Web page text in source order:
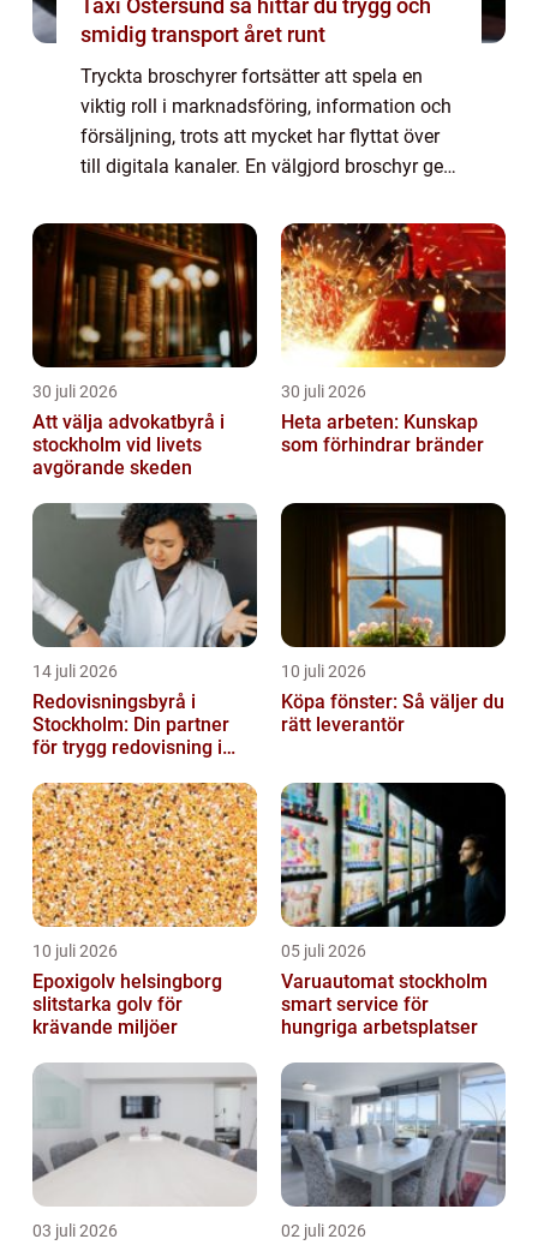
smidig transport året runt
Tryckta broschyrer fortsätter att spela en
viktig roll i marknadsföring, information och
försäljning, trots att mycket har flyttat över
till digitala kanaler. En välgjord broschyr ger
30 juli 2026
Att välja advokatbyrå i
stockholm vid livets
avgörande skeden
30 juli 2026
Heta arbeten: Kunskap
som förhindrar bränder
14 juli 2026
Redovisningsbyrå i
Stockholm: Din partner
för trygg redovisning i
10 juli 2026
Köpa fönster: Så väljer du
rätt leverantör
10 juli 2026
Epoxigolv helsingborg
slitstarka golv för
krävande miljöer
05 juli 2026
Varuautomat stockholm
smart service för
hungriga arbetsplatser
03 juli 2026 02 juli 2026